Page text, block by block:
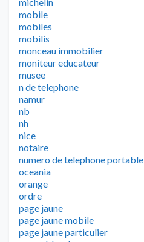
mobile
mobiles
mobilis
monceau immobilier
moniteur educateur
musee
n de telephone
namur
nb
nh
nice
notaire
numero de telephone portable
oceania
orange
ordre
page jaune
page jaune mobile
page jaune particulier